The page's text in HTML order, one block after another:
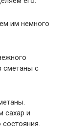
им немного
сметаны с
сахар и